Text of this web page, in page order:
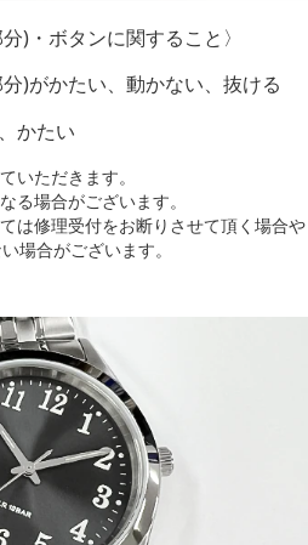
)・ボタンに関すること〉
)がかたい、動かない、抜ける
かたい
いただきます。
る場合がございます。
は修理受付をお断りさせて頂く場合や
場合がございます。